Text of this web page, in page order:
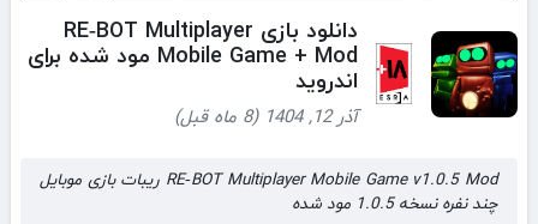
دانلود بازی RE‑BOT Multiplayer
Mobile Game + Mod مود شده برای
اندروید
آذر 12, 1404 (8 ماه قبل)
RE‑BOT Multiplayer Mobile Game v1.0.5 Mod ریبات بازی موبایل
چند نفره نسخه 1.0.5 مود شده